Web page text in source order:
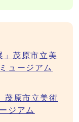
」茂原市立美
ュージアム
原市立美術
ジアム